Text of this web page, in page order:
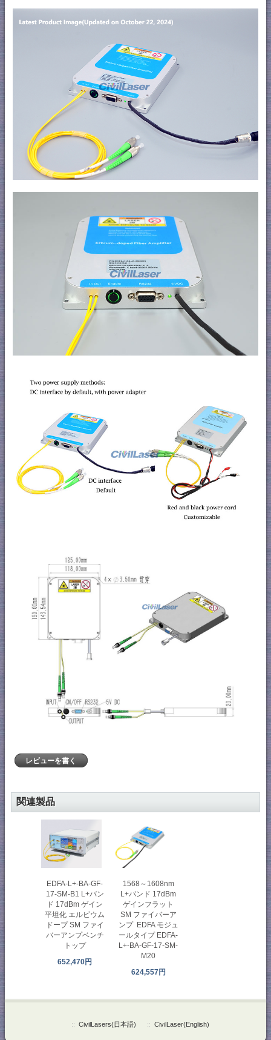
レビューを書く
関連製品
EDFA-L+-BA-GF-
17-SM-B1 L+バン
ド 17dBm ゲイン
平坦化 エルビウム
ドープ SM ファイ
バーアンプベンチ
トップ
652,470円
1568～1608nm
L+バンド 17dBm
ゲインフラット
SM ファイバーア
ンプ EDFA モジュ
ールタイプ EDFA-
L+-BA-GF-17-SM-
M20
624,557円
:: CivilLasers(日本語) :: CivilLaser(English)